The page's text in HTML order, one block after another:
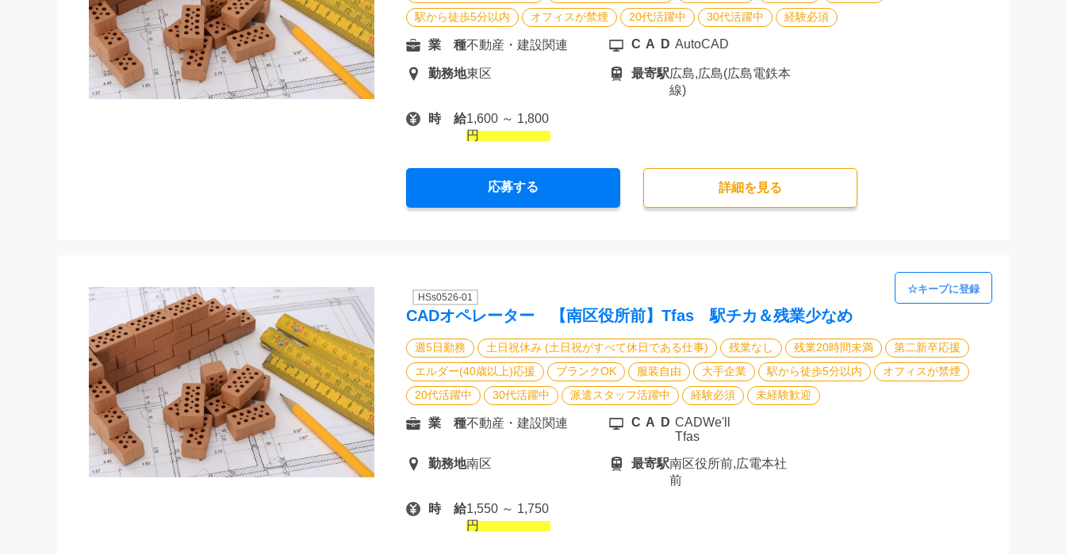
駅から徒歩5分以内
オフィスが禁煙 20代活躍中 30代活躍中 経験必須
業 種不動産・建設関連 CADAutoCAD
勤務地東区 最寄駅広島,広島(広島電鉄本
線)
時 給1,600 ～ 1,800
円
応募する 詳細を⾒る
HSs0526-01
CADオペレーター 【南区役所前】Tfas 駅チカ＆残業少なめ
週5日勤務 土日祝休み (土日祝がすべて休日である仕事) 残業なし 残業20時間未満
第二新卒応援
エルダー(40歳以上)応援
ブランクOK 服装自由 大手企業 駅から徒歩5分以内
オフィスが禁煙
20代活躍中
30代活躍中 派遣スタッフ活躍中 経験必須 未経験歓迎
業 種不動産・建設関連 CADCADWe'll
Tfas
勤務地南区 最寄駅南区役所前,広電本社
前
時 給1,550 ～ 1,750
円